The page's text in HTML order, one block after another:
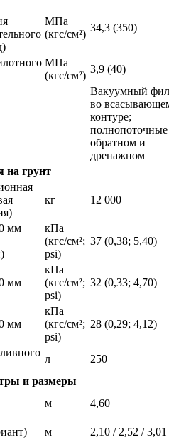
МПа
(кгс/см²)
34,3 (350)
МПа
(кгс/см²)
3,9 (40)
Вакуумный
во
контуре;
обратном и
дренажном
на грунт
кг 12 000
мм
кПа
(кгс/см²;
psi)
37 (0,38; 5,40)
мм
кПа
(кгс/см²;
psi)
32 (0,33; 4,70)
мм
кПа
(кгс/см²;
psi)
28 (0,29; 4,12)
л
250
и размеры
м
4,60
м
2,10 / 2,52 / 3,01